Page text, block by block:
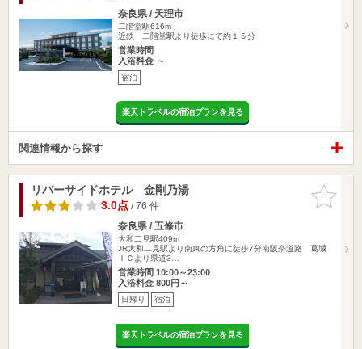
奈良県 / 天理市
二階堂駅616m
近鉄 二階堂駅より徒歩にて約１５分
営業時間
入浴料金 ～
宿泊
楽天トラベルの宿泊プランを見る
関連情報から探す
お気に入
りに追加
リバーサイドホテル 金剛乃湯
3.0点/ 76 件
奈良県 / 五條市
大和二見駅409m
JR大和二見駅より南東の方角に徒歩7分南阪奈道路 葛城
ＩＣより県道3…
営業時間 10:00～23:00
入浴料金 800円～
日帰り 宿泊
楽天トラベルの宿泊プランを見る